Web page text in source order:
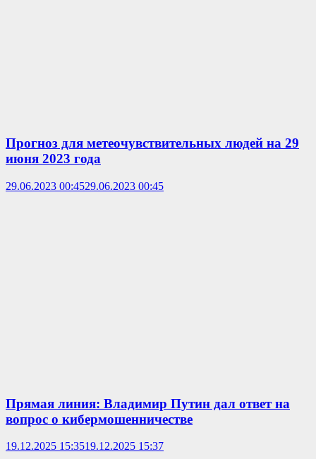
Прогноз для метеочувствительных людей на 29
июня 2023 года
29.06.2023 00:4529.06.2023 00:45
Прямая линия: Владимир Путин дал ответ на
вопрос о кибермошенничестве
19.12.2025 15:3519.12.2025 15:37